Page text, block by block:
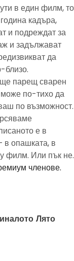
в един филм, то
кадъра,
и подреждат за
и задължават
да
близо.
парещ сварен
по-тихо да
по възможност.
е в
в опашката, в
филм. Или пък не.
членове.
Лято